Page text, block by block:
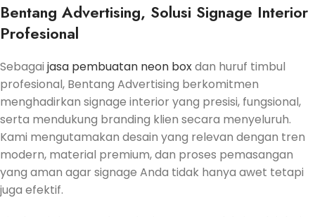
Bentang Advertising, Solusi Signage Interior
Profesional
Sebagai jasa pembuatan neon boxdan huruf timbul
profesional, Bentang Advertising berkomitmen
menghadirkan signage interior yang presisi, fungsional,
serta mendukung branding klien secara menyeluruh.
Kami mengutamakan desain yang relevan dengan tren
modern, material premium, dan proses pemasangan
yang aman agar signage Anda tidak hanya awet tetapi
juga efektif.